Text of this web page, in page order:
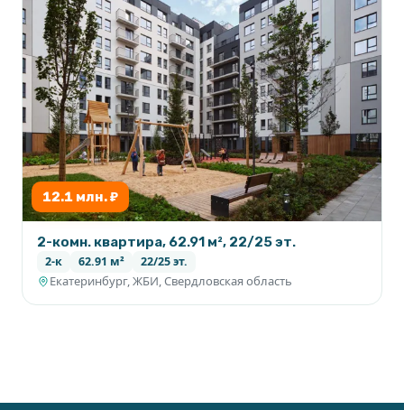
12.1 млн. ₽
2-комн. квартира, 62.91 м², 22/25 эт.
2-к 62.91 м² 22/25 эт.
Екатеринбург, ЖБИ, Свердловская область